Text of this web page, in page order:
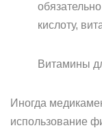
кислоту,
Витамины
Иногда
использование